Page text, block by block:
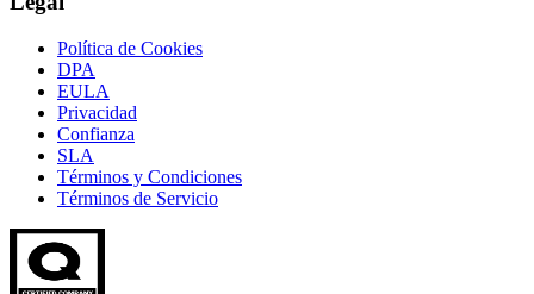
Política de Cookies
DPA
EULA
Privacidad
Confianza
SLA
Términos y Condiciones
Términos de Servicio